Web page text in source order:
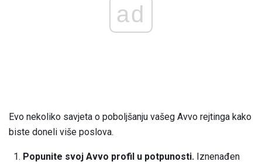
ad
Evo nekoliko savjeta o poboljšanju vašeg Avvo rejtinga kako
biste doneli više poslova.
Popunite svoj Avvo profil u potpunosti. Iznenađen